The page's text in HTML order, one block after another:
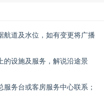
航道及水位，如有变更将广播
的设施及服务，解说沿途景
务台或客房服务中心联系；